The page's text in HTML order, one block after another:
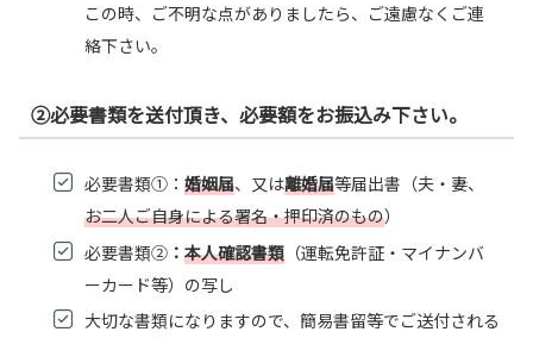
この時、ご不明な点がありましたら、ご遠慮なくご連
絡下さい。
②必要書類を送付頂き、必要額をお振込み下さい。
必要書類①： 婚姻届、又は離婚届等届出書（夫・妻、
お二人ご自身による署名・押印済のもの）
必要書類②： 本人確認書類（運転免許証・マイナンバ
ーカード等）の写し
大切な書類になりますので、簡易書留等でご送付される